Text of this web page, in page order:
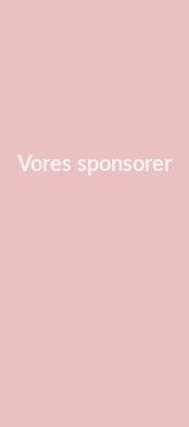
Vores sponsorer